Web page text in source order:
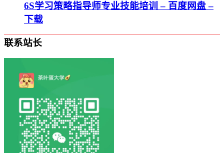
6S学习策略指导师专业技能培训 – 百度网盘 –
下载
联系站长